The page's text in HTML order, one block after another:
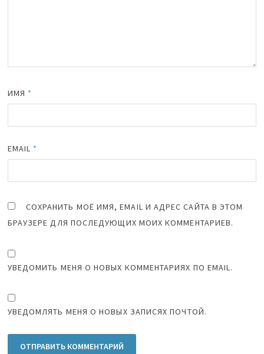
ИМЯ *
EMAIL *
СОХРАНИТЬ МОЁ ИМЯ, EMAIL И АДРЕС САЙТА В ЭТОМ
БРАУЗЕРЕ ДЛЯ ПОСЛЕДУЮЩИХ МОИХ КОММЕНТАРИЕВ.
УВЕДОМИТЬ МЕНЯ О НОВЫХ КОММЕНТАРИЯХ ПО EMAIL.
УВЕДОМЛЯТЬ МЕНЯ О НОВЫХ ЗАПИСЯХ ПОЧТОЙ.